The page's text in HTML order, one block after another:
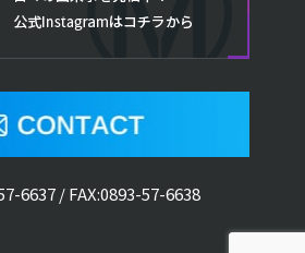
6637/ FAX:0893-57-6638